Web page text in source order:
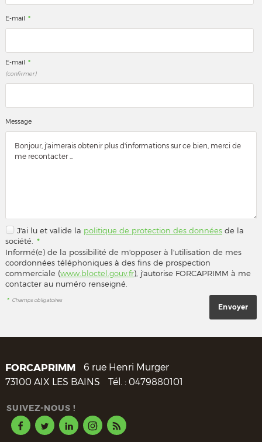
E-mail *
E-mail *
(confirmer)
Message
J'ai lu et valide la politique de protection des donnéesde la
société.
*
Informé(e) de la possibilité de m'opposer à l'utilisation de mes
coordonnées téléphoniques à des fins de prospection
commerciale (www.bloctel.gouv.fr), j'autorise FORCAPRIMM à me
contacter au numéro renseigné.
* Champs obligatoires
FORCAPRIMM
6 rue Henri Murger
73100 AIX LES BAINS Tél. : 0479880101
SUIVEZ-NOUS !